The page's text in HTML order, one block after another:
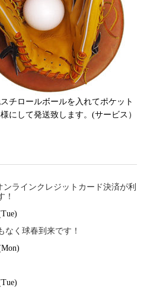
チロールボールを入れてポケット
にして発送致します。(サービス）
ンラインクレジットカード決済が利
！
なく球春到来です！